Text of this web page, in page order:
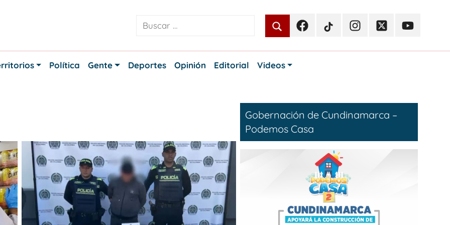
FacebookTikTokInstagramTwitterYoutube
Política Gente Deportes Opinión Editorial Videos
Gobernación de Cundinamarca –
Podemos Casa